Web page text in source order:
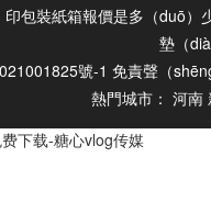
包裝紙箱報價是多（duō
墊（
號-1 免責聲（
熱門城市： 河南
下载-糖心vlog传媒